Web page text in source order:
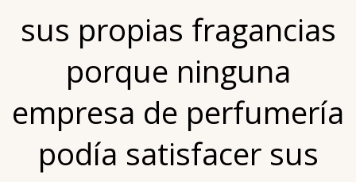
sus propias fragancias
porque ninguna
empresa de perfumería
podía satisfacer sus